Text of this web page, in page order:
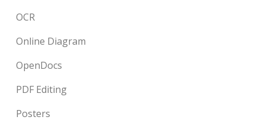
OCR
Online Diagram
OpenDocs
PDF Editing
Posters